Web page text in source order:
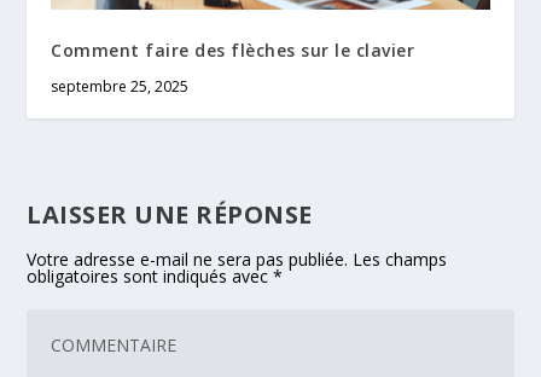
Comment faire des flèches sur le clavier
septembre 25, 2025
LAISSER UNE RÉPONSE
Votre adresse e-mail ne sera pas publiée. Les champs
obligatoires sont indiqués avec*